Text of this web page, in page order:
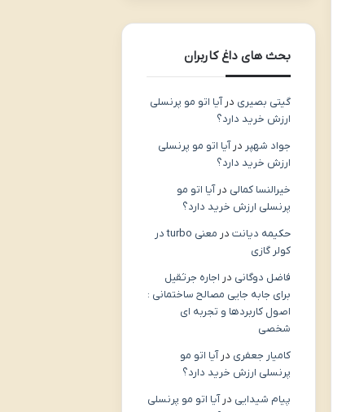
بحث های داغ کاربران
گیتی بصیری درآیا اتو مو پرنسلی
ارزش خرید دارد؟
جواد شهپر درآیا اتو مو پرنسلی
ارزش خرید دارد؟
خیرالنسا کمالی درآیا اتو مو
پرنسلی ارزش خرید دارد؟
حکیمه دیانتدر
معنی turbo در
کولر گازی
فاضل دوگانی در اجاره جرثقیل
برای جابه جایی مصالح ساختمانی :
اصول کاربردها و تجربه ای
شخصی
کامیار جعفری درآیا اتو مو
پرنسلی ارزش خرید دارد؟
پیام شیدایی درآیا اتو مو پرنسلی